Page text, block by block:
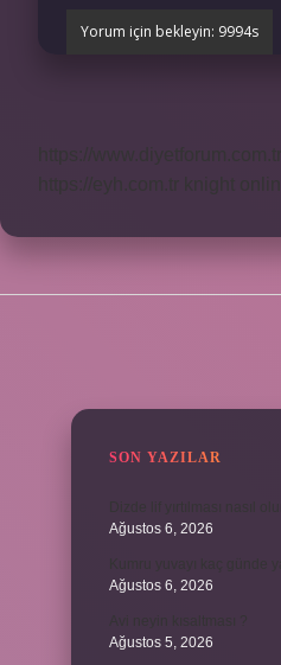
SON YAZILAR
Ağustos 6, 2026
Ağustos 6, 2026
Ağustos 5, 2026